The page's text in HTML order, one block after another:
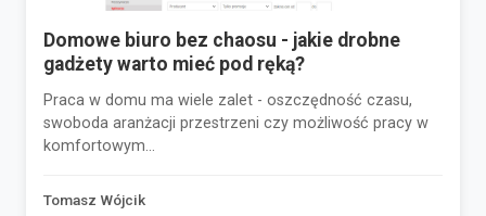
Domowe biuro bez chaosu - jakie drobne
gadżety warto mieć pod ręką?
Praca w domu ma wiele zalet - oszczędność czasu,
swoboda aranżacji przestrzeni czy możliwość pracy w
komfortowym...
Tomasz Wójcik